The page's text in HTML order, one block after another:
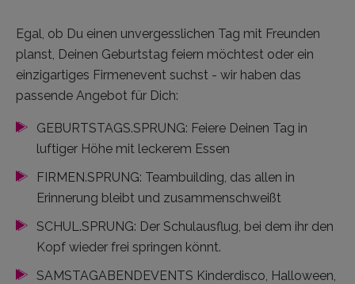
Egal, ob Du einen unvergesslichen Tag mit Freunden
planst, Deinen Geburtstag feiern möchtest oder ein
einzigartiges Firmenevent suchst - wir haben das
passende Angebot für Dich:
GEBURTSTAGS.SPRUNG: Feiere Deinen Tag in
luftiger Höhe mit leckerem Essen
FIRMEN.SPRUNG: Teambuilding, das allen in
Erinnerung bleibt und zusammenschweißt
SCHUL.SPRUNG: Der Schulausflug, bei dem ihr den
Kopf wieder frei springen könnt.
SAMSTAGABENDEVENTS Kinderdisco, Halloween,